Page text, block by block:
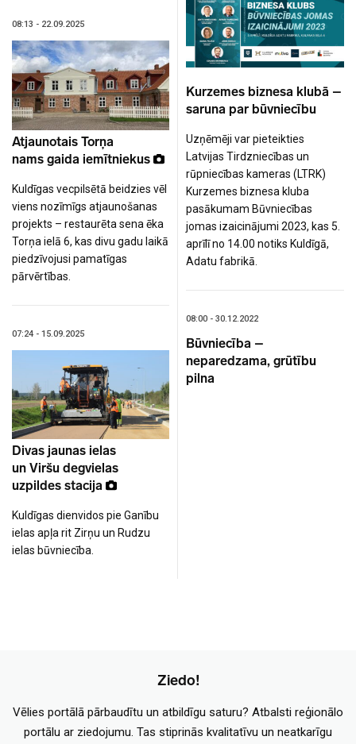
08:13 - 22.09.2025
Atjaunotais Torņa
nams gaida iemītniekus
Kuldīgas vecpilsētā beidzies vēl
viens nozīmīgs atjaunošanas
projekts – restaurēta sena ēka
Torņa ielā 6, kas divu gadu laikā
piedzīvojusi pamatīgas
pārvērtības.
07:24 - 15.09.2025
Divas jaunas ielas
un Viršu degvielas
uzpildes stacija
Kuldīgas dienvidos pie Ganību
ielas apļa rit Zirņu un Rudzu
ielas būvniecība.
Kurzemes biznesa klubā –
saruna par būvniecību
Uzņēmēji var pieteikties
Latvijas Tirdzniecības un
rūpniecības kameras (LTRK)
Kurzemes biznesa kluba
pasākumam Būvniecības
jomas izaicinājumi 2023, kas 5.
aprīlī no 14.00 notiks Kuldīgā,
Adatu fabrikā.
08:00 - 30.12.2022
Būvniecība –
neparedzama, grūtību
pilna
Ziedo!
Vēlies portālā pārbaudītu un atbildīgu saturu? Atbalsti reģionālo
portālu ar ziedojumu. Tas stiprinās kvalitatīvu un neatkarīgu